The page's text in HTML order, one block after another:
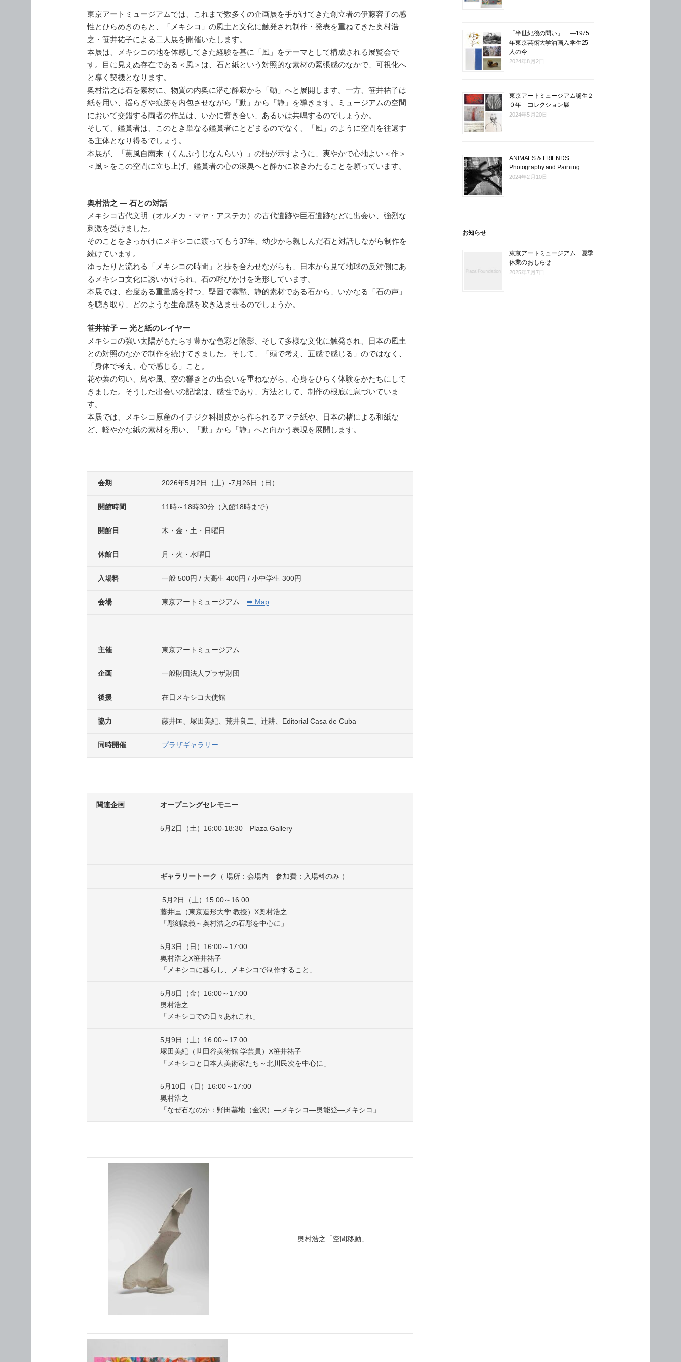
東京アートミュージアムでは、これまで数多くの企画展を手がけてきた創立者の伊藤容子の感
性とひらめきのもと、「メキシコ」の風土と文化に触発され制作・発表を重ねてきた奥村浩
之・笹井祐子による二人展を開催いたします。
本展は、メキシコの地を体感してきた経験を基に「風」をテーマとして構成される展覧会で
す。目に見えぬ存在である＜風＞は、石と紙という対照的な素材の緊張感のなかで、可視化へ
と導く契機となります。
奥村浩之は石を素材に、物質の内奥に潜む静寂から「動」へと展開します。一方、笹井祐子は
紙を用い、揺らぎや痕跡を内包させながら「動」から「静」を導きます。ミュージアムの空間
において交錯する両者の作品は、いかに響き合い、あるいは共鳴するのでしょうか。
そして、鑑賞者は、このとき単なる鑑賞者にとどまるのでなく、「風」のように空間を往還す
る主体となり得るでしょう。
本展が、「薫風自南来（くんぷうじなんらい）」の語が示すように、爽やかで心地よい＜作＞
＜風＞をこの空間に立ち上げ、鑑賞者の心の深奥へと静かに吹きわたることを願っています。
奥村浩之 ― 石との対話
メキシコ古代文明（オルメカ・マヤ・アステカ）の古代遺跡や巨石遺跡などに出会い、強烈な
刺激を受けました。
そのことをきっかけにメキシコに渡ってもう37年、幼少から親しんだ石と対話しながら制作を
続けています。
ゆったりと流れる「メキシコの時間」と歩を合わせながらも、日本から見て地球の反対側にあ
るメキシコ文化に誘いかけられ、石の呼びかけを造形しています。
本展では、密度ある重量感を持つ、堅固で寡黙、静的素材である石から、いかなる「石の声」
を聴き取り、どのような生命感を吹き込ませるのでしょうか。
笹井祐子 ― 光と紙のレイヤー
メキシコの強い太陽がもたらす豊かな色彩と陰影、そして多様な文化に触発され、日本の風土
との対照のなかで制作を続けてきました。そして、「頭で考え、五感で感じる」のではなく、
「身体で考え、心で感じる」こと。
花や葉の匂い、鳥や風、空の響きとの出会いを重ねながら、心身をひらく体験をかたちにして
きました。そうした出会いの記憶は、感性であり、方法として、制作の根底に息づいていま
す。
本展では、メキシコ原産のイチジク科樹皮から作られるアマテ紙や、日本の楮による和紙な
ど、軽やかな紙の素材を用い、「動」から「静」へと向かう表現を展開します。
会期 2026年5月2日（土）-7月26日（日）
開館時間 11時～18時30分（入館18時まで）
開館日 木・金・土・日曜日
休館日 月・火・水曜日
入場料 一般 500円 / 大高生 400円 / 小中学生 300円
会場 東京アートミュージアム ➡ Map
主催 東京アートミュージアム
企画 一般財団法人プラザ財団
後援 在日メキシコ大使館
協力 藤井匡、塚田美紀、荒井良二、辻耕、Editorial Casa de Cuba
同時開催 プラザギャラリー
関連企画 オープニングセレモニー
5月2日（土）16:00-18:30 Plaza Gallery
ギャラリートーク （ 場所：会場内 参加費：入場料のみ ）
5月2日（土）15:00～16:00
藤井匡（東京造形大学 教授）X奥村浩之
「彫刻談義～奥村浩之の石彫を中心に」
5月3日（日）16:00～17:00
奥村浩之X笹井祐子
「メキシコに暮らし、メキシコで制作すること」
5月8日（金）16:00～17:00
奥村浩之
「メキシコでの日々あれこれ」
5月9日（土）16:00～17:00
塚田美紀（世田谷美術館 学芸員）X笹井祐子
「メキシコと日本人美術家たち～北川民次を中心に」
5月10日（日）16:00～17:00
奥村浩之
「なぜ石なのか：野田墓地（金沢）―メキシコ―奥能登―メキシコ」
奥村浩之「空間移動」
「半世紀後の問い」 ―1975
年東京芸術大学油画入学生25
人の今―
2024年8月2日
東京アートミュージアム誕生２
０年 コレクション展
2024年5月20日
ANIMALS & FRIENDS
Photography and Painting
2024年2月10日
お知らせ
東京アートミュージアム 夏季
休業のおしらせ
2025年7月7日